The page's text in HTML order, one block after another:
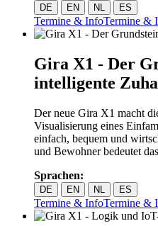
DE EN NL ES
Termine & InfoTermine &
Gira X1 - Der
intelligente
Der neue Gira X1 macht
Visualisierung eines
einfach, bequem und
und Bewohner bedeutet
Sprachen:
DE EN NL ES
Termine & InfoTermine &